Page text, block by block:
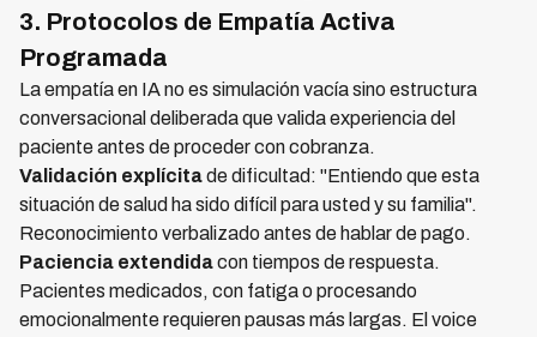
3. Protocolos de Empatía Activa
Programada
La empatía en IA no es simulación vacía sino estructura
conversacional deliberada que valida experiencia del
paciente antes de proceder con cobranza.
Validación explícitade dificultad: "Entiendo que esta
situación de salud ha sido difícil para usted y su familia".
Reconocimiento verbalizado antes de hablar de pago.
Paciencia extendidacon tiempos de respuesta.
Pacientes medicados, con fatiga o procesando
emocionalmente requieren pausas más largas. El voice